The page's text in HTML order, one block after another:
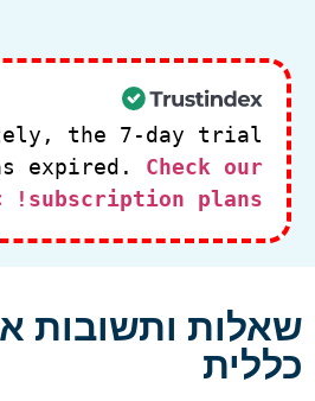
the 7-day trial
expired. Check our
subscription plans! >>
שאלות ותשובות
כללית